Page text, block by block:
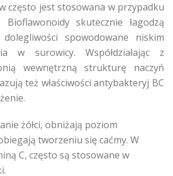
często jest stosowana w przypadku
skutecznie łagodzą
spowodowane niskim
w surowicy. Współdziałając z
wewnętrzną strukturę naczyń
też właściwości antybakteryj BC
żółci, obniżają poziom
tworzeniu się caćmy. W
C, często są stosowane w